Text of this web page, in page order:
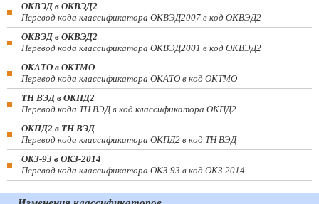
ОКВЭД в ОКВЭД2
Перевод кода классификатора ОКВЭД2007 в код ОКВЭД2
ОКВЭД в ОКВЭД2
Перевод кода классификатора ОКВЭД2001 в код ОКВЭД2
ОКАТО в ОКТМО
Перевод кода классификатора ОКАТО в код ОКТМО
ТН ВЭД в ОКПД2
Перевод кода ТН ВЭД в код классификатора ОКПД2
ОКПД2 в ТН ВЭД
Перевод кода классификатора ОКПД2 в код ТН ВЭД
ОКЗ-93 в ОКЗ-2014
Перевод кода классификатора ОКЗ-93 в код ОКЗ-2014